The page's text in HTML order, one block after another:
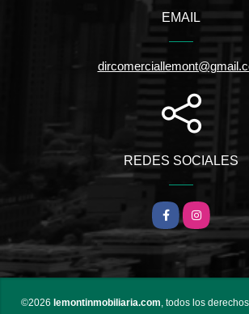
EMAIL
REDES SOCIALES
Facebook
Instagram
©2026 lemontinmobiliaria.com, todos los